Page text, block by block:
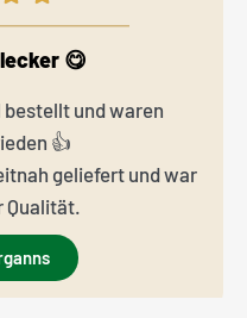
😋
bestellt und waren
👍
geliefert und war
Qualität.